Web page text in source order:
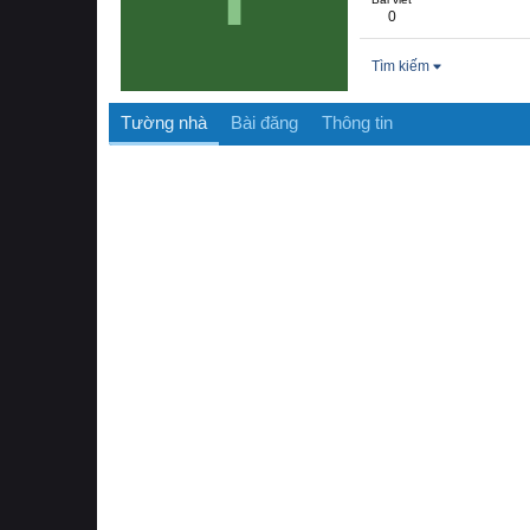
0
Tìm kiếm
Tường nhà Bài đăng Thông tin